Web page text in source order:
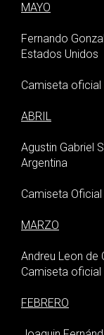
MAYO
Fernando
Estados Unidos
Camiseta oficial
ABRIL
Agustin Gabriel
Argentina
Camiseta Oficial
MARZO
Andreu Leon de
Camiseta oficial
FEBRERO